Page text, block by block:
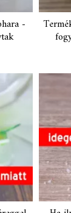
-